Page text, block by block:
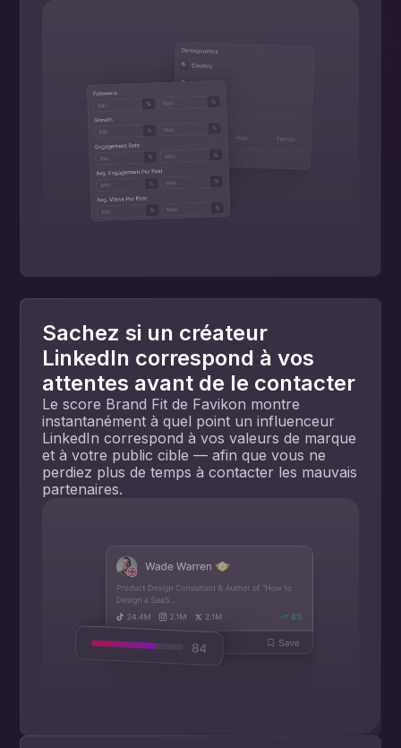
Sachez si un créateur
LinkedIn correspond à vos
attentes avant de le contacter
Le score Brand Fit de Favikon montre
instantanément à quel point un influenceur
LinkedIn correspond à vos valeurs de marque
et à votre public cible — afin que vous ne
perdiez plus de temps à contacter les mauvais
partenaires.